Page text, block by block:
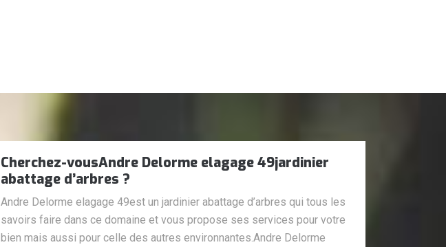
Cherchez-vousAndre Delorme elagage 49jardinier
abattage d’arbres ?
Andre Delorme elagage 49est un jardinier abattage d’arbres qui tous les
savoirs faire dans ce domaine et vous propose ses services pour votre
bien mais aussi pour celle des autres environnantes.Andre Delorme